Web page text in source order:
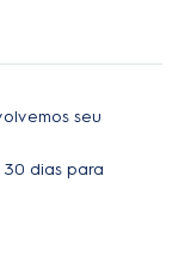
incluindo
e
seu
dias para